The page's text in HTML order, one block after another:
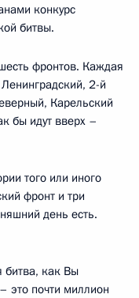
конкурс
битвы.
фронтов. Каждая
2-й
Карельский
бы идут вверх –
того или иного
фронт и три
день есть.
битва, как Вы
это почти миллион